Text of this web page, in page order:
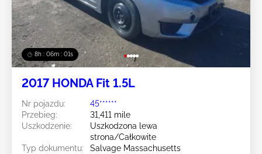
8h : 05m : 59s
2017 HONDA Fit 1.5L
Nr pojazdu:
45******
Przebieg:
31,411 mile
Uszkodzenie:
Uszkodzona lewa
strona/Całkowite
Typ dokumentu:
Salvage Massachusetts